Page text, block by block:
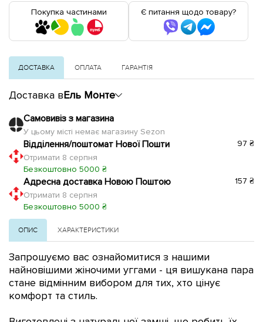
Покупка частинами Є питання щодо товару?
ДОСТАВКА ОПЛАТА ГАРАНТІЯ
Доставка вЕль Монте
Самовивіз з магазина
У цьому місті немає магазину Sezon
Відділення/поштомат Нової Пошти
Отримати 8 серпня
Безкоштовно 5000 ₴
97 ₴
Адресна доставка Новою Поштою
Отримати 8 серпня
Безкоштовно 5000 ₴
157 ₴
ОПИС ХАРАКТЕРИСТИКИ
Запрошуємо вас ознайомитися з нашими
найновішими жіночими уггами - ця вишукана пара
стане відмінним вибором для тих, хто цінує
комфорт та стиль.